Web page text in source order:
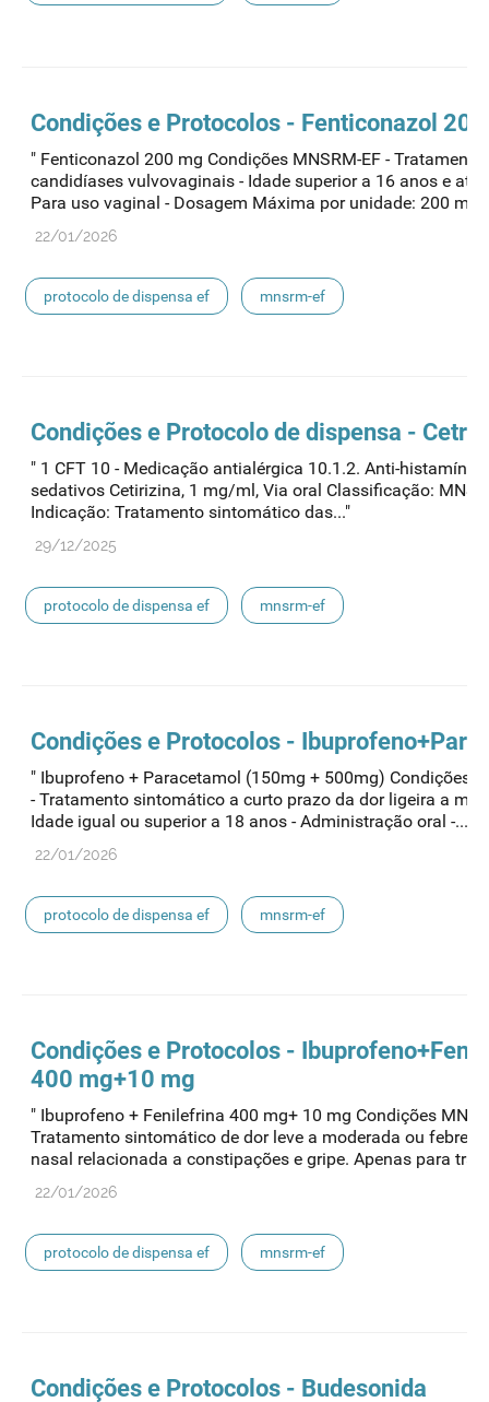
Condições e Protocolos - Fenticonazol
" Fenticonazol 200 mg Condições MNSRM-EF - Tratamento
candidíases vulvovaginais - Idade superior a 16 anos e até
Para uso vaginal - Dosagem Máxima por unidade: 200 mg -
22/01/2026
protocolo de dispensa ef mnsrm-ef
Condições e Protocolo de dispensa -
" 1 CFT 10 - Medicação antialérgica 10.1.2. Anti-
sedativos Cetirizina, 1 mg/ml, Via oral Classificação:
Indicação: Tratamento sintomático das..."
29/12/2025
protocolo de dispensa ef mnsrm-ef
Condições e Protocolos -
" Ibuprofeno + Paracetamol (150mg + 500mg) Condições
- Tratamento sintomático a curto prazo da dor ligeira a
Idade igual ou superior a 18 anos - Administração oral -..."
22/01/2026
protocolo de dispensa ef mnsrm-ef
Condições e Protocolos -
400 mg+10 mg
" Ibuprofeno + Fenilefrina 400 mg+ 10 mg Condições
Tratamento sintomático de dor leve a moderada ou febre e
nasal relacionada a constipações e gripe. Apenas para
22/01/2026
protocolo de dispensa ef mnsrm-ef
Condições e Protocolos - Budesonida